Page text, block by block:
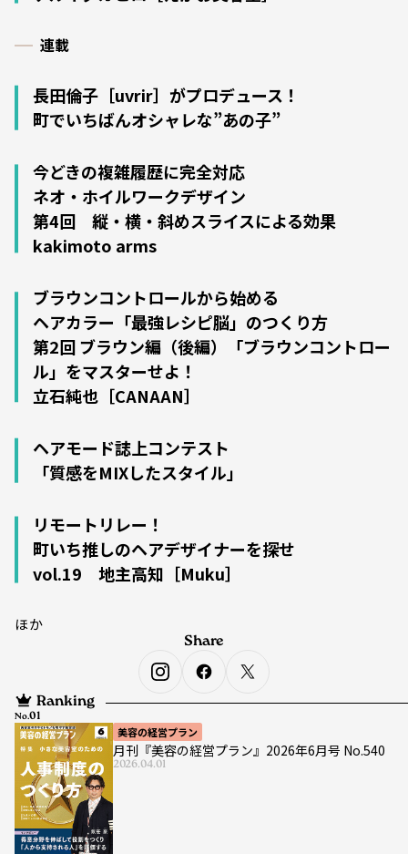
連載
長田倫子［uvrir］がプロデュース！
町でいちばんオシャレな”あの子”
今どきの複雑履歴に完全対応
ネオ・ホイルワークデザイン
第4回 縦・横・斜めスライスによる効果
kakimoto arms
ブラウンコントロールから始める
ヘアカラー「最強レシピ脳」のつくり方
第2回 ブラウン編（後編）「ブラウンコントロー
ル」をマスターせよ！
立石純也［CANAAN］
ヘアモード誌上コンテスト
「質感をMIXしたスタイル」
リモートリレー！
町いち推しのヘアデザイナーを探せ
vol.19 地主高知［Muku］
ほか
Ranking
美容の経営プラン
月刊『美容の経営プラン』2026年6月号 No.540
2026.04.01
No.
Share